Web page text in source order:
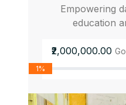
Empowering
education
₹2,000,000.00
1%